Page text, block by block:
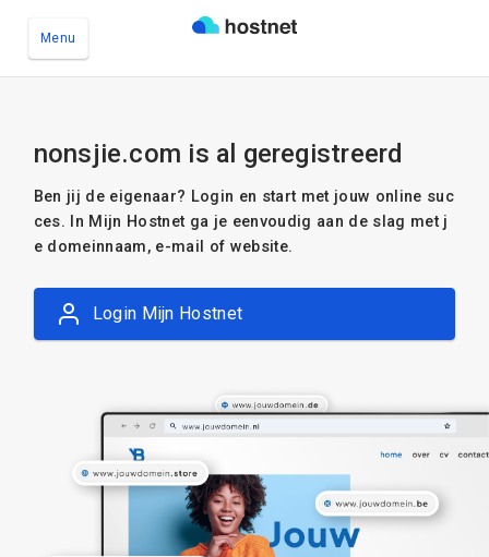
Menu
nonsjie.com is al geregistreerd
Ben jij de eigenaar? Login en start met jouw online suc
ces. In Mijn Hostnet ga je eenvoudig aan de slag met j
e domeinnaam, e-mail of website.
Login Mijn Hostnet